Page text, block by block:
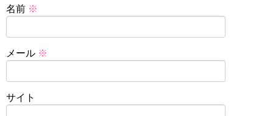
名前 ※
メール ※
サイト